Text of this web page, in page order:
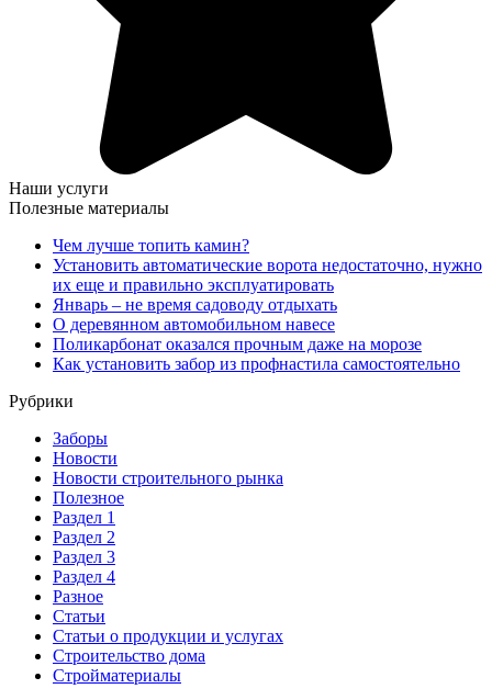
Наши услуги
Полезные материалы
Чем лучше топить камин?
Установить автоматические ворота недостаточно, нужно
их еще и правильно эксплуатировать
Январь – не время садоводу отдыхать
О деревянном автомобильном навесе
Поликарбонат оказался прочным даже на морозе
Как установить забор из профнастила самостоятельно
Рубрики
Заборы
Новости
Новости строительного рынка
Полезное
Раздел 1
Раздел 2
Раздел 3
Раздел 4
Разное
Статьи
Статьи o продукции и услугах
Строительство дома
Стройматериалы